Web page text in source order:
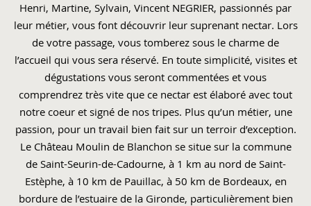
Henri, Martine, Sylvain, Vincent NEGRIER, passionnés par
leur métier, vous font découvrir leur suprenant nectar. Lors
de votre passage, vous tomberez sous le charme de
l’accueil qui vous sera réservé. En toute simplicité, visites et
dégustations vous seront commentées et vous
comprendrez très vite que ce nectar est élaboré avec tout
notre coeur et signé de nos tripes. Plus qu’un métier, une
passion, pour un travail bien fait sur un terroir d’exception.
Le Château Moulin de Blanchon se situe sur la commune
de Saint-Seurin-de-Cadourne, à 1 km au nord de Saint-
Estèphe, à 10 km de Pauillac, à 50 km de Bordeaux, en
bordure de l’estuaire de la Gironde, particulièrement bien